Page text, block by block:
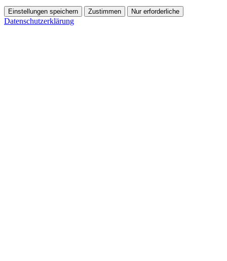
Einstellungen speichern Zustimmen Nur erforderliche
Datenschutzerklärung